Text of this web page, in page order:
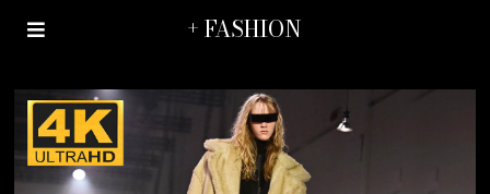
+ FASHION